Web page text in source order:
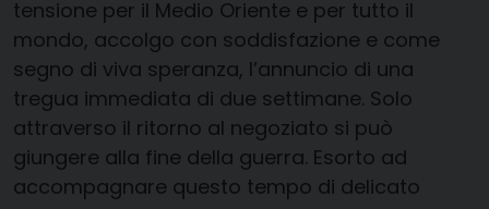
tensione per il Medio Oriente e per tutto il
mondo, accolgo con soddisfazione e come
segno di viva speranza, l’annuncio di una
tregua immediata di due settimane. Solo
attraverso il ritorno al negoziato si può
giungere alla fine della guerra. Esorto ad
accompagnare questo tempo di delicato